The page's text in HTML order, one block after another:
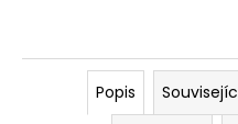
Popis